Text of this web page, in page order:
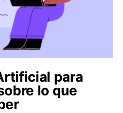
para
lo que